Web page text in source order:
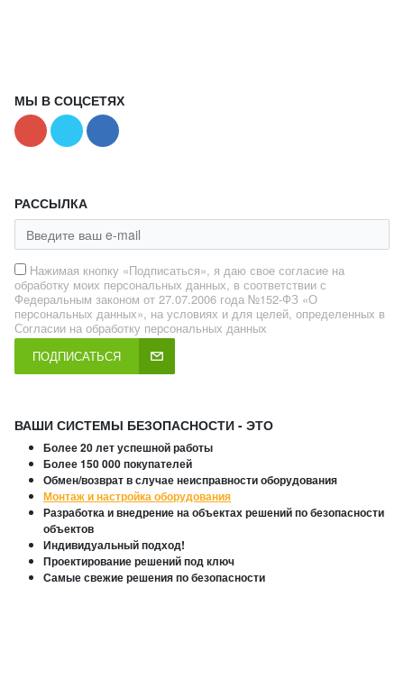
МЫ В СОЦСЕТЯХ
РАССЫЛКА
Нажимая кнопку «Подписаться», я даю свое согласие на
обработку моих персональных данных, в соответствии с
Федеральным законом от 27.07.2006 года №152-ФЗ «О
персональных данных», на условиях и для целей, определенных в
Согласии на обработку персональных данных
ПОДПИСАТЬСЯ
ВАШИ СИСТЕМЫ БЕЗОПАСНОСТИ - ЭТО
Более 20 лет успешной работы
Более 150 000 покупателей
Обмен/возврат в случае неисправности оборудования
Монтаж и настройка оборудования
Разработка и внедрение на объектах решений по безопасности
объектов
Индивидуальный подход!
Проектирование решений под ключ
Самые свежие решения по безопасности